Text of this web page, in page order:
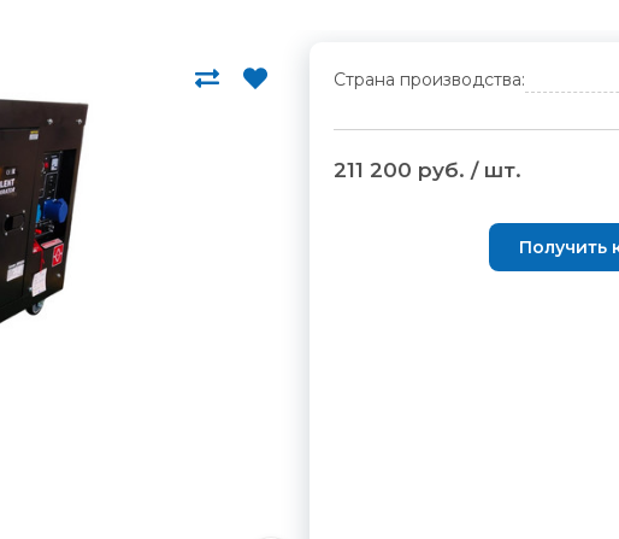
Страна производства:
211 200 руб. / шт.
Получить